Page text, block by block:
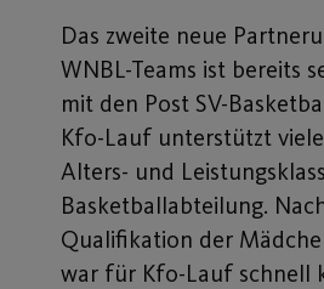
Das zweite neue
WNBL-Teams ist bereits
mit den Post SV-
Kfo-Lauf unterstützt
Alters- und
Basketballabteilung.
Qualifikation der
war für Kfo-Lauf schnell